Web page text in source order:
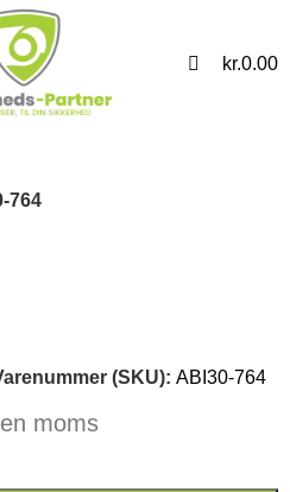
kr.0.00
764
(SKU): ABI30-764
moms